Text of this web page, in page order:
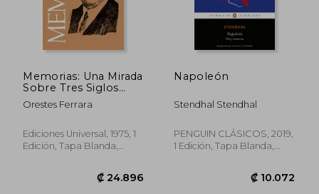
₡ 11.754 ₡
Memorias: Una Mirada
Sobre Tres Siglos
(Cuba y sus Jueces)
Orestes Ferrara
Ediciones Universal, 1975, 1
Edición, Tapa Blanda,
Napoleón
Stendhal Stendhal
PENGUIN CLÁSICOS, 2019,
1 Edición, Tapa Blanda,